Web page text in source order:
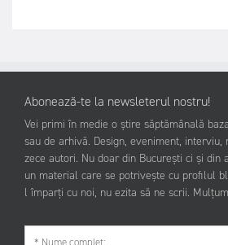
Abonează-te la newsleterul nostru!
Vei primi în medie o știre săptămânală
sau de arhivă. Design, eveniment,
zece autori. Nu doar din București ci și din
un material care se potrivește cu profilul
l împarți cu noi, nu ezita să ne scrii.